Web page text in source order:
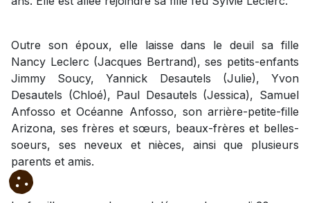
Outre son époux, elle laisse dans le deuil sa fille
Nancy Leclerc (Jacques Bertrand), ses petits-enfants
Jimmy Soucy, Yannick Desautels (Julie), Yvon
Desautels (Chloé), Paul Desautels (Jessica), Samuel
Anfosso et Océanne Anfosso, son arrière-petite-fille
Arizona, ses frères et sœurs, beaux-frères et belles-
soeurs, ses neveux et nièces, ainsi que plusieurs
parents et amis.